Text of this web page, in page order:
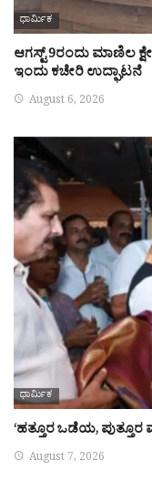
ಧಾರ್ಮಿಕ
ಆಗಸ್ಟ್ 9ರಂದು ಮಾಣಿಲ
ಇಂದು ಕಚೇರಿ ಉದ್ಘಾಟನೆ
August 6, 2026
ಧಾರ್ಮಿಕ
‘ಹತ್ತೂರ ಒಡೆಯ, ಪುತ್ತೂರ
August 7, 2026